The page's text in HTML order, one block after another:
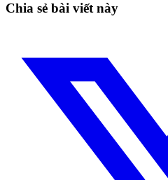
Chia sẻ bài viết này